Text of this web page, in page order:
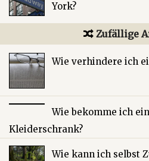
York?
Zufällige
Wie verhindere ich
Wie bekomme ich
Kleiderschrank?
Wie kann ich selbst